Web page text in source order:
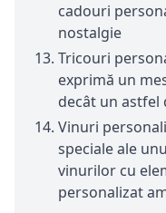
cadouri
nostalgie
Tricouri
exprimă un
decât un astfel
Vinuri
speciale ale
vinurilor cu
personalizat